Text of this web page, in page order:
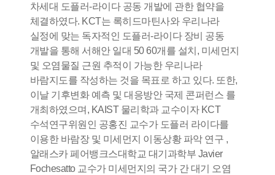
차세대 도플러-라이다 공동 개발에 관한 협약을
체결하였다. KCT는 록히드마틴사와 우리나라
실정에 맞는 독자적인 도플러-라이다 장비 공동
개발을 통해 서해안 일대 50 60개를 설치, 미세먼지
및 오염물질 근원 추적이 가능한 우리나라
바람지도를 작성하는 것을 목표로 하고 있다. 또한,
이날 기후변화 예측 및 대응방안 국제 콘퍼런스 를
개최하였으며, KAIST 물리학과 교수이자 KCT
수석연구위원인 공홍진 교수가 도플러 라이다를
이용한 바람장 및 미세먼지 이동상황 파악 연구 ,
알래스카 페어뱅크스대학교 대기과학부 Javier
Fochesatto 교수가 미세먼지의 국가 간 대기 오염